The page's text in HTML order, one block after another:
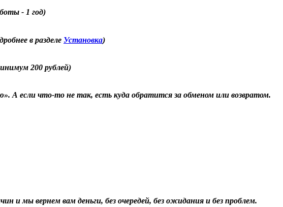
- 1 год)
в разделе Установка)
200 рублей)
если что-то не так, есть куда обратится за обменом или возвратом.
и мы вернем вам деньги, без очередей, без ожидания и без проблем.